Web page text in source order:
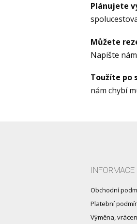
Plánujete
Můžete
Napište
Toužíte po
nám chybí
INFORMACE
Obchodní
Platební
Výměna,